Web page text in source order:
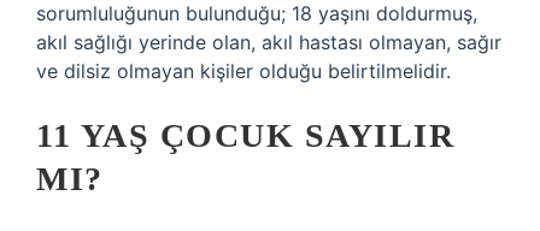
sorumluluğunun bulunduğu; 18 yaşını doldurmuş,
akıl sağlığı yerinde olan, akıl hastası olmayan, sağır
ve dilsiz olmayan kişiler olduğu belirtilmelidir.
11 YAŞ ÇOCUK SAYILIR
MI?